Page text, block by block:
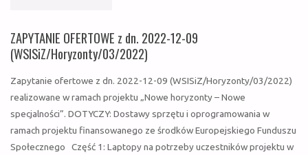
2023-
03-
ZAPYTANIE OFERTOWE z dn. 2022-12-09
(WSISiZ/Horyzonty/03/2022)
Zapytanie ofertowe z dn. 2022-12-09 (WSISiZ/Horyzonty/03/2022)
realizowane w ramach projektu „Nowe horyzonty – Nowe
specjalności”. DOTYCZY: Dostawy sprzętu i oprogramowania w
ramach projektu finansowanego ze środków Europejskiego Funduszu
Społecznego Część 1: Laptopy na potrzeby uczestników projektu w